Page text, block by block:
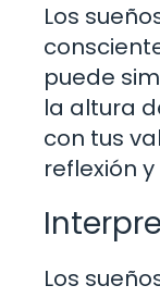
Los
puede
la altura
con tus
reflexión
Los